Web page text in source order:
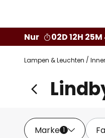
Nur
02D 12H 25M
Lampen & Leuchten
Marke 1